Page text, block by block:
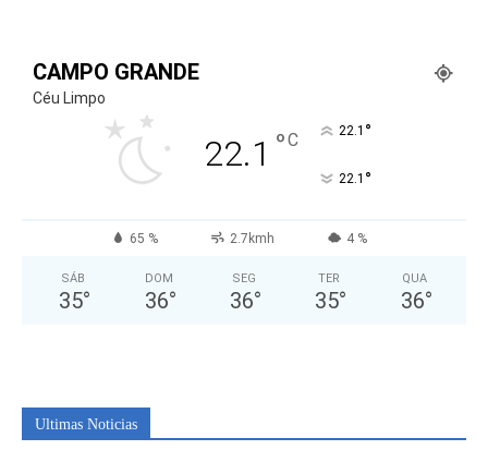
CAMPO GRANDE
Céu Limpo
22.1 °C 22.1 °
22.1 °
65 % 2.7kmh 4 %
SÁB
35°
DOM
36°
SEG
36°
TER
35°
QUA
36°
Ultimas Noticias